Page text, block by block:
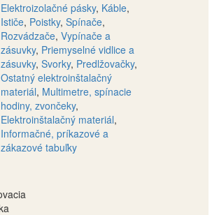
Elektroizolačné pásky, Káble,
Ističe, Poistky, Spínače,
Rozvádzače, Vypínače a
zásuvky, Priemyselné vidlice a
zásuvky, Svorky, Predlžovačky,
Ostatný elektroinštalačný
materiál, Multimetre, spínacie
hodiny, zvončeky,
Elektroinštalačný materiál,
Informačné, príkazové a
zákazové tabuľky